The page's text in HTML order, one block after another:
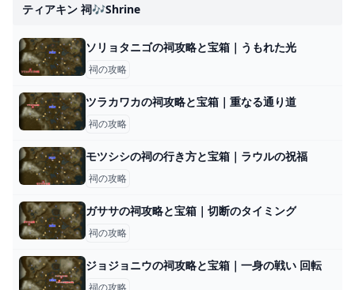
ティアキン 祠🎶shrine
ソリョタニゴの祠攻略と宝箱｜うもれた光
祠の攻略
ツラカワカの祠攻略と宝箱｜重なる通り道
祠の攻略
モツシシの祠の行き方と宝箱｜ラウルの祝福
祠の攻略
ガササの祠攻略と宝箱｜切断のタイミング
祠の攻略
ジョジョニウの祠攻略と宝箱｜一身の戦い 回転
祠の攻略